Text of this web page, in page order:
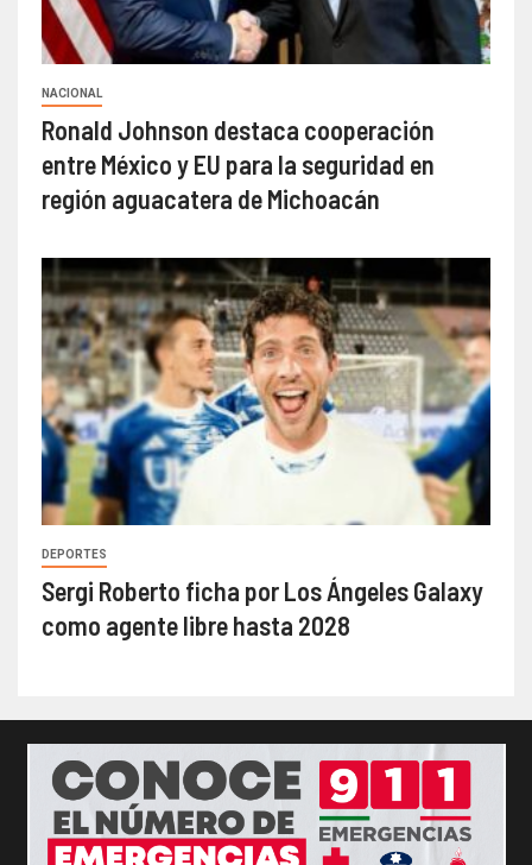
NACIONAL
Ronald Johnson destaca cooperación
entre México y EU para la seguridad en
región aguacatera de Michoacán
DEPORTES
Sergi Roberto ficha por Los Ángeles Galaxy
como agente libre hasta 2028